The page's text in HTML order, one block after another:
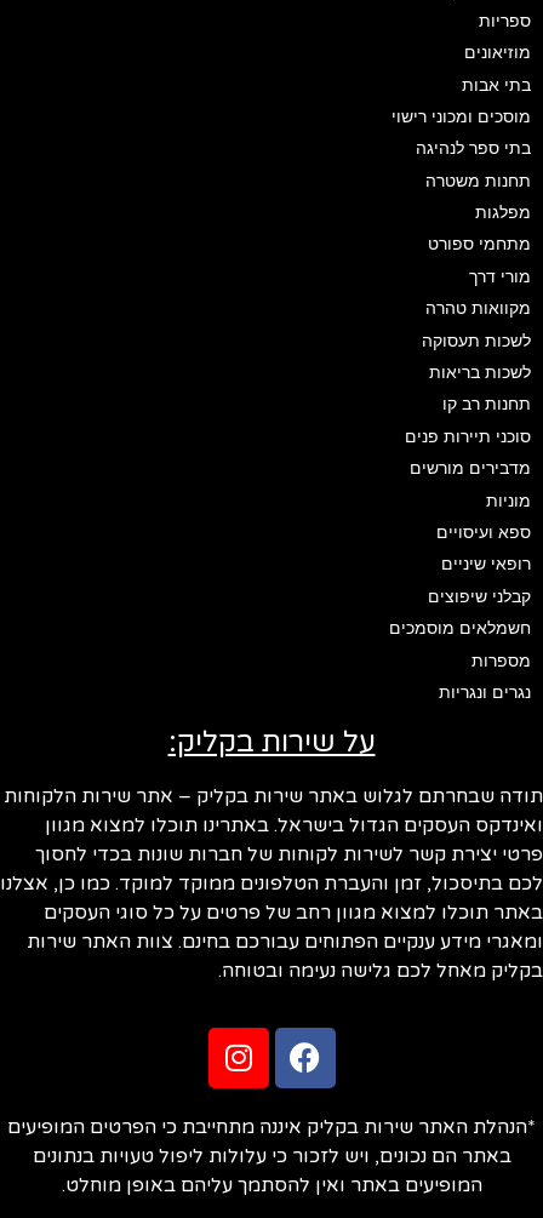
ספריות
מוזיאונים
בתי אבות
מוסכים ומכוני רישוי
בתי ספר לנהיגה
תחנות משטרה
מפלגות
מתחמי ספורט
מורי דרך
מקוואות טהרה
לשכות תעסוקה
לשכות בריאות
תחנות רב קו
סוכני תיירות פנים
מדבירים מורשים
מוניות
ספא ועיסויים
רופאי שיניים
קבלני שיפוצים
חשמלאים מוסמכים
מספרות
נגרים ונגריות
על שירות בקליק:
שבחרתם לגלוש באתר שירות בקליק – אתר שירות הלקוחות
העסקים הגדול בישראל. באתרינו תוכלו למצוא מגוון
יצירת קשר לשירות לקוחות של חברות שונות בכדי לחסוך
בתיסכול, זמן והעברת הטלפונים ממוקד למוקד. כמו כן, אצלנו
תוכלו למצוא מגוון רחב של פרטים על כל סוגי העסקים
מידע ענקיים הפתוחים עבורכם בחינם. צוות האתר שירות
מאחל לכם גלישה נעימה ובטוחה.
האתר שירות בקליק איננה מתחייבת כי הפרטים המופיעים
באתר הם נכונים, ויש לזכור כי עלולות ליפול טעויות בנתונים
המופיעים באתר ואין להסתמך עליהם באופן מוחלט.